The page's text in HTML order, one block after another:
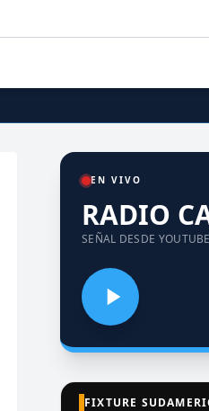
EN VIVO
RADIO
SEÑAL DESDE YOUTUBE
FIXTURE